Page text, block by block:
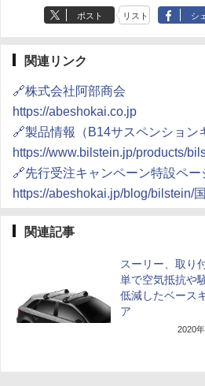
ポスト リスト シ
関連リンク
🔗株式会社阿部商会
https://abeshokai.co.jp
🔗製品情報（B14サスペンション
https://www.bilstein.jp/products/
🔗先行受注キャンペーン特設ペー
https://abeshokai.jp/blog/bilstein/
関連記事
スーリー、取り
単で空気抵抗や
低減したベース
ア
2020